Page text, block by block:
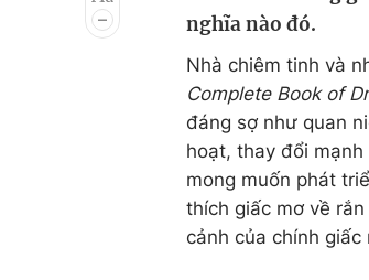
Âm nhạc
Làm
nghĩa nào đó.
Nhà chiêm tinh và
Complete Book of
đáng sợ như quan
hoạt, thay đổi
mong muốn phát
thích giấc mơ về
cảnh của chính giấc